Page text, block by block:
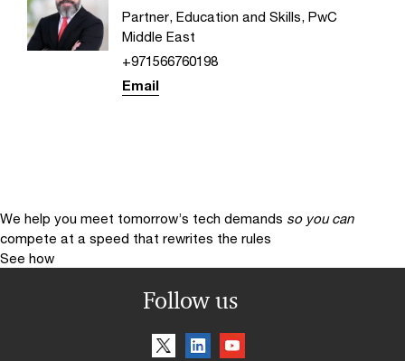
Partner, Education and Skills, PwC
Middle East
+971566760198
Email
We help you meet tomorrow’s tech demands so you can
compete at a speed that rewrites the rules
See how
Follow us